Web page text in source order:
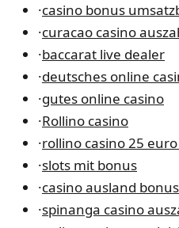
·casino bonus
·curacao casino
·baccarat live dealer
·deutsches online
·gutes online casino
·Rollino casino
·rollino casino 25
·slots mit bonus
·casino ausland bonus
·spinanga casino